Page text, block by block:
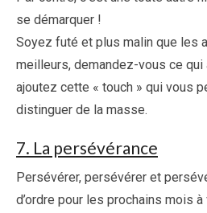
se démarquer !
Soyez futé et plus malin que les
meilleurs, demandez-vous ce
ajoutez cette « touch » qui vous
distinguer de la masse.
7. La persévérance
Persévérer, persévérer et
d’ordre pour les prochains mois à